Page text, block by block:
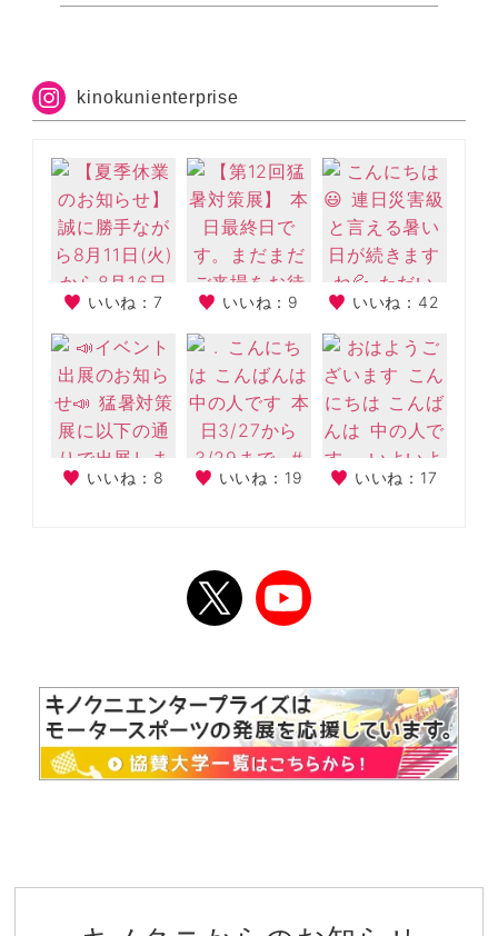
kinokunienterprise
いいね：7 いいね：9 いいね：42
いいね：8 いいね：19 いいね：17